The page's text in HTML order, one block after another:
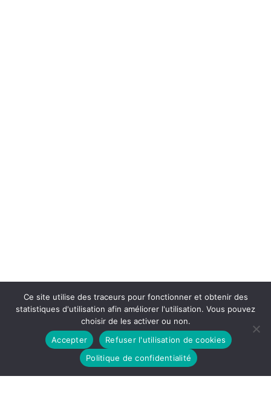
Ce site utilise des traceurs pour fonctionner et obtenir des
statistiques d'utilisation afin améliorer l'utilisation. Vous pouvez
choisir de les activer ou non.
Accepter
Refuser l'utilisation de cookies
Politique de confidentialité